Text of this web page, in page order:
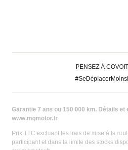
PENSEZ À
Garantie 7 ans ou 150 000 km. Détails
www.mgmotor.fr
Prix TTC excluant les frais de mise à la
participant et dans la limite des stocks